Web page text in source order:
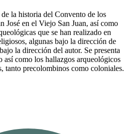
la historia del Convento de los
José en el Viejo San Juan, así como
que se han realizado en
algunas bajo la dirección de
la dirección del autor. Se presenta
así como los hallazgos arqueológicos
tanto precolombinos como coloniales.